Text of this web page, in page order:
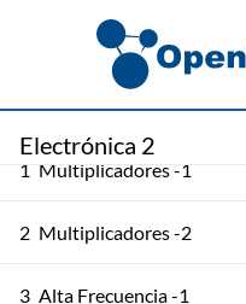
Electrónica 2
1 Multiplicadores -1
2 Multiplicadores -2
3 Alta Frecuencia -1